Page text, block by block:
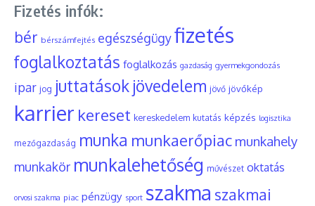
Fizetés infók:
bér bérszámfejtés egészségügyfizetés
foglalkoztatás foglalkozás gazdaság gyermekgondozás
ipar jog juttatások jövedelem jövő jövőkép
karrier kereset kereskedelem kutatás képzés logisztika
mezőgazdaság munka munkaerőpiac munkahely
munkakör munkalehetőség művészet oktatás
orvosi szakma piac pénzügy sport szakma szakmai